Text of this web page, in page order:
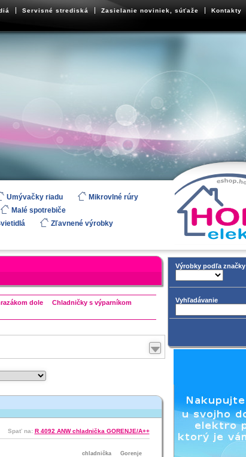
Servisné strediská Zasielanie noviniek, súťaže Kontakty
Umývačky riadu
Mikrovlné rúry
Malé spotrebiče
Zľavnené výrobky
dole
Chladničky s výparníkom
Maximalizovať
Spať na: R 4092 ANW chladnička GORENJE/A++
chladnička Gorenje
Výrobky podľa značky
Vyhľadávanie